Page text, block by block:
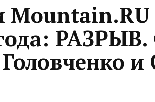
Mountain.RU
и